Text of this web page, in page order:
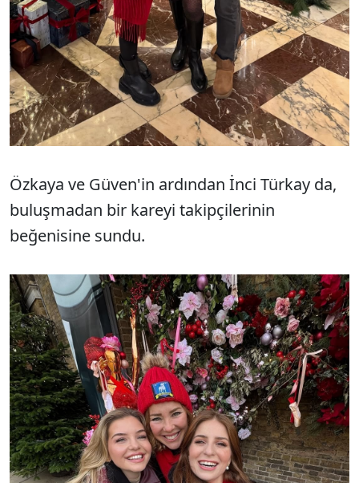
Özkaya ve Güven'in ardından İnci Türkay da,
buluşmadan bir kareyi takipçilerinin
beğenisine sundu. ​